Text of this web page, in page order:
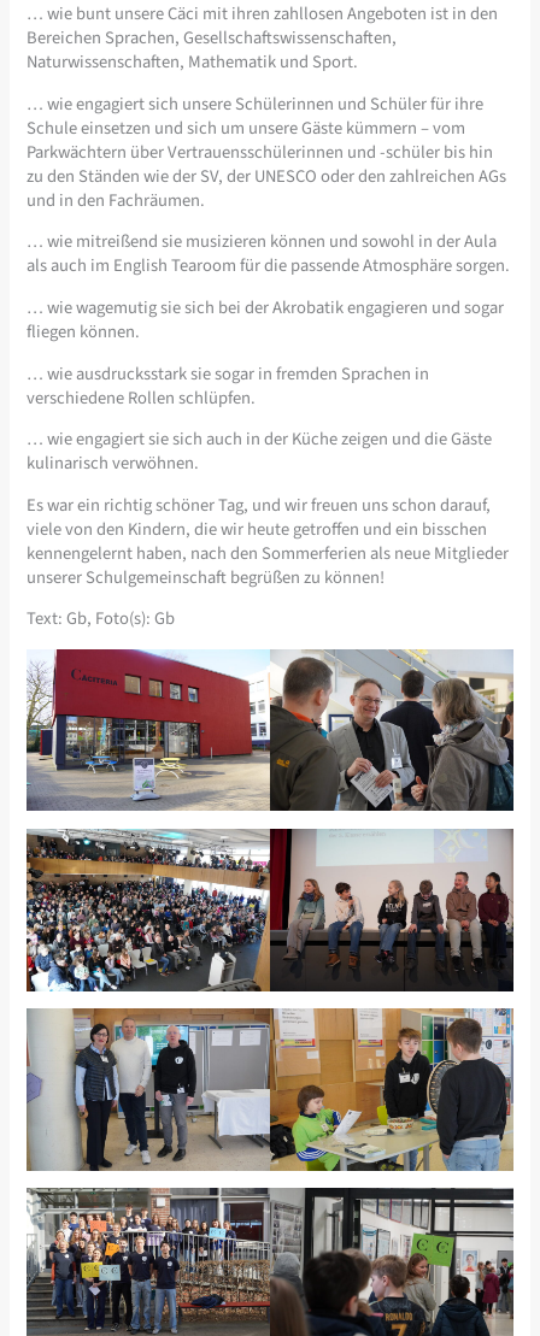
… wie bunt unsere Cäci mit ihren zahllosen Angeboten ist in den
Bereichen Sprachen, Gesellschaftswissenschaften,
Naturwissenschaften, Mathematik und Sport.
… wie engagiert sich unsere Schülerinnen und Schüler für ihre
Schule einsetzen und sich um unsere Gäste kümmern – vom
Parkwächtern über Vertrauensschülerinnen und -schüler bis hin
zu den Ständen wie der SV, der UNESCO oder den zahlreichen AGs
und in den Fachräumen.
… wie mitreißend sie musizieren können und sowohl in der Aula
als auch im English Tearoom für die passende Atmosphäre sorgen.
… wie wagemutig sie sich bei der Akrobatik engagieren und sogar
fliegen können.
… wie ausdrucksstark sie sogar in fremden Sprachen in
verschiedene Rollen schlüpfen.
… wie engagiert sie sich auch in der Küche zeigen und die Gäste
kulinarisch verwöhnen.
Es war ein richtig schöner Tag, und wir freuen uns schon darauf,
viele von den Kindern, die wir heute getroffen und ein bisschen
kennengelernt haben, nach den Sommerferien als neue Mitglieder
unserer Schulgemeinschaft begrüßen zu können!
Text: Gb, Foto(s): Gb